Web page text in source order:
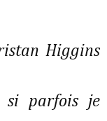
Higgins
si parfois je